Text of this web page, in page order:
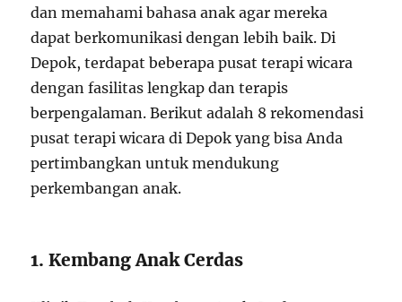
dan memahami bahasa anak agar mereka
dapat berkomunikasi dengan lebih baik. Di
Depok, terdapat beberapa pusat terapi wicara
dengan fasilitas lengkap dan terapis
berpengalaman. Berikut adalah 8 rekomendasi
pusat terapi wicara di Depok yang bisa Anda
pertimbangkan untuk mendukung
perkembangan anak.
1. Kembang Anak Cerdas